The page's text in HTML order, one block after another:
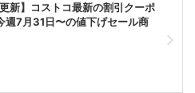
新】コストコ最新の割引クーポ
週7月31日〜の値下げセール商